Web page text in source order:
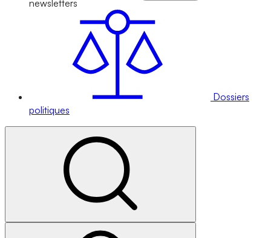
newsletters
Dossiers
politiques